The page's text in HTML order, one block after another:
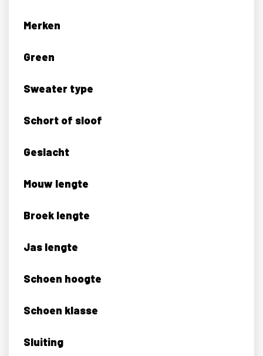
Merken
Green
Sweater type
Schort of sloof
Geslacht
Mouw lengte
Broek lengte
Jas lengte
Schoen hoogte
Schoen klasse
Sluiting